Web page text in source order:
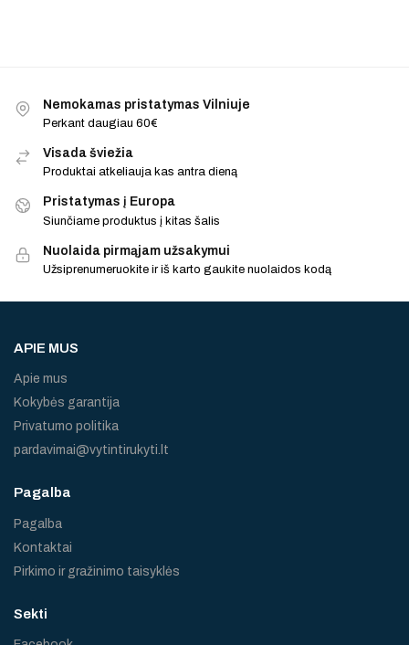
Nemokamas pristatymas Vilniuje
Perkant daugiau 60€
Visada šviežia
Produktai atkeliauja kas antra dieną
Pristatymas į Europa
Siunčiame produktus į kitas šalis
Nuolaida pirmąjam užsakymui
Užsiprenumeruokite ir iš karto gaukite nuolaidos kodą
APIE MUS
Apie mus
Kokybės garantija
Privatumo politika
pardavimai@vytintirukyti.lt
Pagalba
Pagalba
Kontaktai
Pirkimo ir gražinimo taisyklės
Sekti